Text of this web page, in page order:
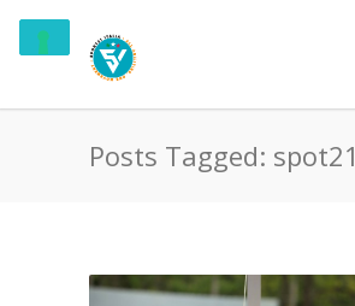
Posts Tagged: spot21